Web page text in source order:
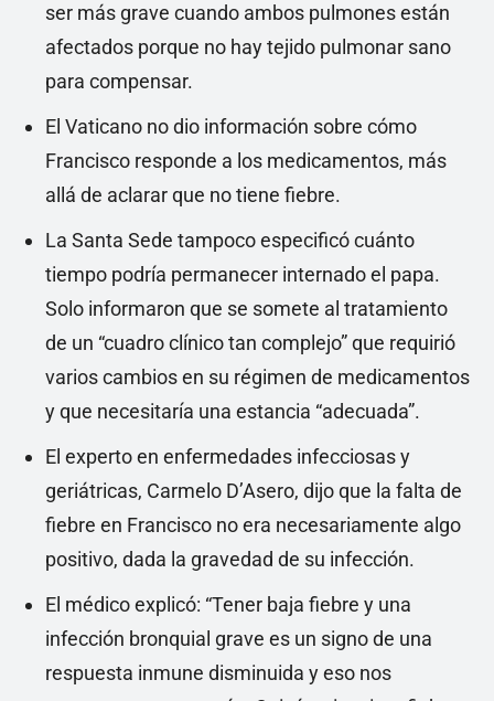
ser más grave cuando ambos pulmones están
afectados porque no hay tejido pulmonar sano
para compensar.
El Vaticano no dio información sobre cómo
Francisco responde a los medicamentos, más
allá de aclarar que no tiene fiebre.
La Santa Sede tampoco especificó cuánto
tiempo podría permanecer internado el papa.
Solo informaron que se somete al tratamiento
de un “cuadro clínico tan complejo” que requirió
varios cambios en su régimen de medicamentos
y que necesitaría una estancia “adecuada”.
El experto en enfermedades infecciosas y
geriátricas, Carmelo D’Asero, dijo que la falta de
fiebre en Francisco no era necesariamente algo
positivo, dada la gravedad de su infección.
El médico explicó: “Tener baja fiebre y una
infección bronquial grave es un signo de una
respuesta inmune disminuida y eso nos